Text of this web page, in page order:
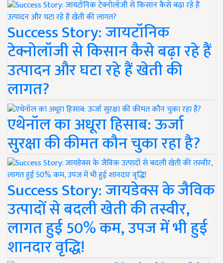
Success Story: जायटॉनिक
टेक्नोलॉजी से किसान कैसे बढ़ा रहे हैं
उत्पादन और घटा रहे हैं खेती की
लागत?
एथेनॉल का अधूरा हिसाब: ऊर्जा
सुरक्षा की कीमत कौन चुका रहा है?
Success Story: जायडेक्स के जैविक
उत्पादों से बदली खेती की तस्वीर,
लागत हुई 50% कम, उपज में भी हुई
शानदार वृद्धि!